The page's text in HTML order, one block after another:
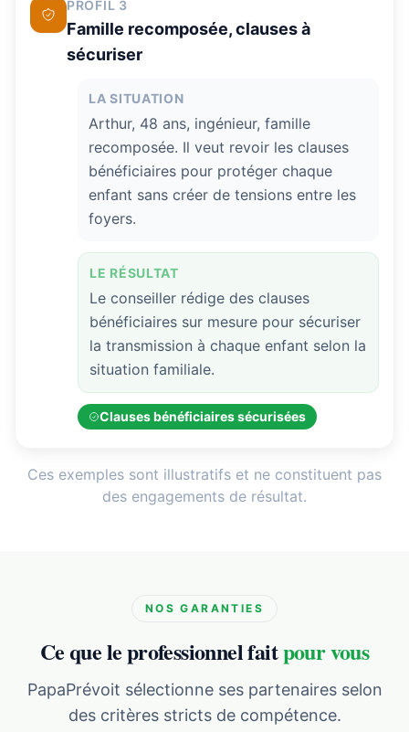
PROFIL 3
Famille recomposée, clauses à
sécuriser
LA SITUATION
Arthur, 48 ans, ingénieur, famille
recomposée. Il veut revoir les clauses
bénéficiaires pour protéger chaque
enfant sans créer de tensions entre les
foyers.
LE RÉSULTAT
Le conseiller rédige des clauses
bénéficiaires sur mesure pour sécuriser
la transmission à chaque enfant selon la
situation familiale.
Clauses bénéficiaires sécurisées
Ces exemples sont illustratifs et ne constituent pas
des engagements de résultat.
NOS GARANTIES
Ce que le professionnel faitpour vous
PapaPrévoit sélectionne ses partenaires selon
des critères stricts de compétence.